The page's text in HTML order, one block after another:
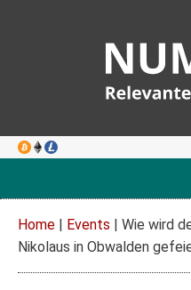
Home | Events | Wie wird
Nikolaus in Obwalden